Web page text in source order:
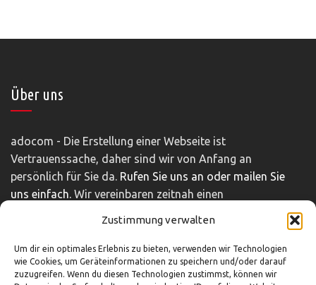
Zustimmung verwalten
Um dir ein optimales Erlebnis zu bieten, verwenden wir Technologien
wie Cookies, um Geräteinformationen zu speichern und/oder darauf
zuzugreifen. Wenn du diesen Technologien zustimmst, können wir
Über uns
adocom - Die Erstellung einer Webseite ist
Vertrauenssache, daher sind wir von Anfang an
persönlich für Sie da. Rufen Sie uns an oder mailen Sie
uns einfach. Wir vereinbaren zeitnah einen
Impressum|Disclaimer |Datenschutz